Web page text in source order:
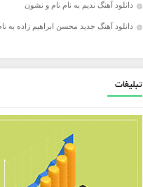
دانلود آهنگ ندیم به نام نام و نشون
دانلود آهنگ جدید محسن ابراهیم زاده به
تبلیغات